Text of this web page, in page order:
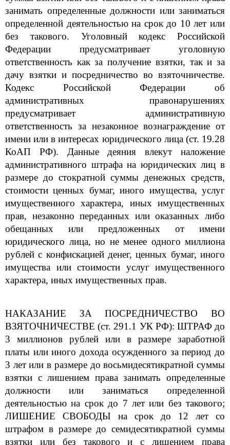
занимать определенные должности или заниматься
определенной деятельностью на срок до 10 лет или
без такового. Уголовный кодекс Российской
Федерации предусматривает уголовную
ответственность как за получение взятки, так и за
дачу взятки и посредничество во взяточничестве.
Кодекс Российской Федерации об
административных правонарушениях
предусматривает административную
ответственность за незаконное вознаграждение от
имени или в интересах юридического лица (ст. 19.28
КоАП РФ). Данные деяния влекут наложение
административного штрафа на юридических лиц в
размере до стократной суммы денежных средств,
стоимости ценных бумаг, иного имущества, услуг
имущественного характера, иных имущественных
прав, незаконно переданных или оказанных либо
обещанных или предложенных от имени
юридического лица, но не менее одного миллиона
рублей с конфискацией денег, ценных бумаг, иного
имущества или стоимости услуг имущественного
характера, иных имущественных прав.
НАКАЗАНИЕ ЗА ПОСРЕДНИЧЕСТВО ВО
ВЗЯТОЧНИЧЕСТВЕ (ст. 291.1 УК РФ): ШТРАФ до
3 миллионов рублей или в размере заработной
платы или иного дохода осужденного за период до
3 лет или в размере до восьмидесятикратной суммы
взятки с лишением права занимать определенные
должности или заниматься определенной
деятельностью на срок до 7 лет или без такового;
ЛИШЕНИЕ СВОБОДЫ на срок до 12 лет со
штрафом в размере до семидесятикратной суммы
взятки или без такового и с лишением права